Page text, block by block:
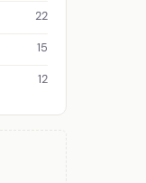
22
15
12